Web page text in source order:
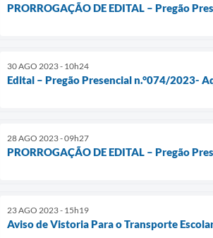
PRORROGAÇÃO DE EDITAL – Pregão
30 AGO 2023 - 10h24
Edital – Pregão Presencial n.°074/2023-
28 AGO 2023 - 09h27
PRORROGAÇÃO DE EDITAL – Pregão
23 AGO 2023 - 15h19
Aviso de Vistoria Para o Transporte